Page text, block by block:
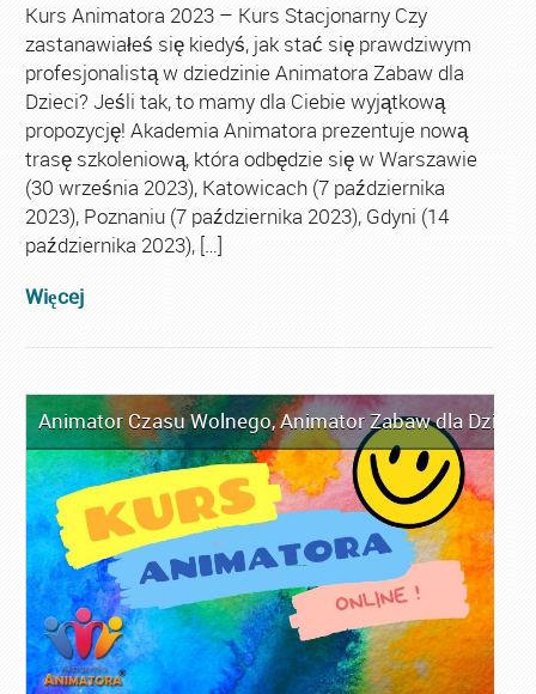
Kurs Animatora 2023 – Kurs Stacjonarny Czy
zastanawiałeś się kiedyś, jak stać się prawdziwym
profesjonalistą w dziedzinie Animatora Zabaw dla
Dzieci? Jeśli tak, to mamy dla Ciebie wyjątkową
propozycję! Akademia Animatora prezentuje nową
trasę szkoleniową, która odbędzie się w Warszawie
(30 września 2023), Katowicach (7 października
2023), Poznaniu (7 października 2023), Gdyni (14
października 2023), […]
Więcej
Animator Czasu Wolnego,Animator Zabaw dla Dzieci